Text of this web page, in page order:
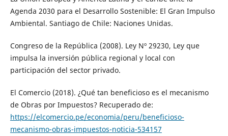
Agenda 2030 para el Desarrollo Sostenible: El Gran Impulso
Ambiental. Santiago de Chile: Naciones Unidas.
Congreso de la República (2008). Ley Nº 29230, Ley que
impulsa la inversión pública regional y local con
participación del sector privado.
El Comercio (2018). ¿Qué tan beneficioso es el mecanismo
de Obras por Impuestos? Recuperado de:
https://elcomercio.pe/economia/peru/beneficioso-
mecanismo-obras-impuestos-noticia-534157